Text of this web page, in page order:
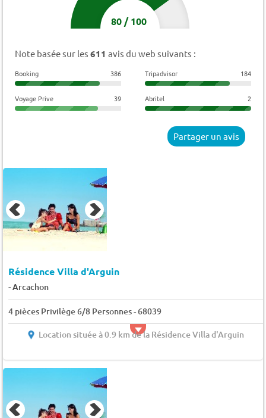
80/100
Note basée sur les 611 avis du web suivants :
Booking 386 Tripadvisor 184
Voyage Prive 39 Abritel 2
Partager un avis
Résidence Villa d'Arguin
-Arcachon
4 pièces Privilège 6/8 Personnes - 68039
Location située à 0.9 km de la Résidence Villa d'Arguin